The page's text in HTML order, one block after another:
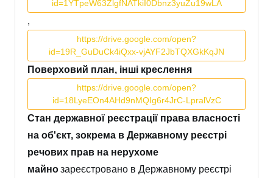
id=1YTpeW63ZlgfNATkiI0Dbnz3yuZu19wLA
,
https://drive.google.com/open?
id=19R_GuDuCk4iQxx-vjAYF2JbTQXGkKqJN
Поверховий план, інші креслення
https://drive.google.com/open?
id=18LyeEOn4AHd9nMQIg6r4JrC-LpralVzC
Стан державної реєстрації права власності
на об'єкт, зокрема в Державному реєстрі
речових прав на нерухоме
майнозареєстровано в Державному реєстрі